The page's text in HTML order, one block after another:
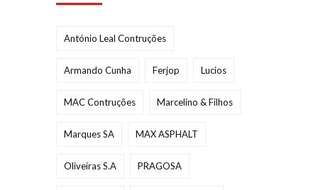
António Leal Contruções
Armando Cunha Ferjop Lucios
MAC Contruções Marcelino & Filhos
Marques SA MAX ASPHALT
Oliveiras S.A PRAGOSA